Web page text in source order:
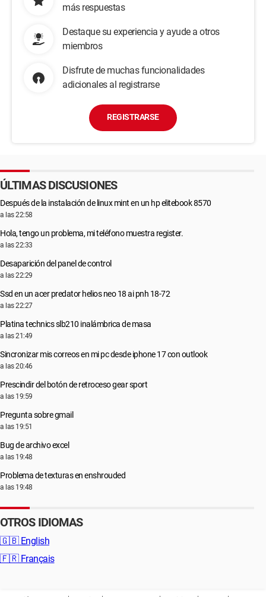
más respuestas
Destaque su experiencia y ayude a otros
miembros
Disfrute de muchas funcionalidades
adicionales al registrarse
REGISTRARSE
ÚLTIMAS DISCUSIONES
Después de la instalación de linux mint en un hp elitebook 8570
a las 22:58
Hola, tengo un problema, mi teléfono muestra register.
a las 22:33
Desaparición del panel de control
a las 22:29
Ssd en un acer predator helios neo 18 ai pnh 18-72
a las 22:27
Platina technics slb210 inalámbrica de masa
a las 21:49
Sincronizar mis correos en mi pc desde iphone 17 con outlook
a las 20:46
Prescindir del botón de retroceso gear sport
a las 19:59
Pregunta sobre gmail
a las 19:51
Bug de archivo excel
a las 19:48
Problema de texturas en enshrouded
a las 19:48
OTROS IDIOMAS
🇬🇧 English
🇫🇷 Français